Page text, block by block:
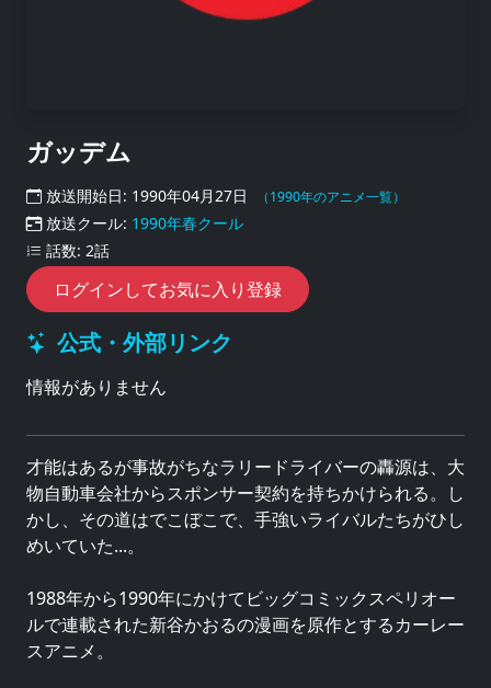
ガッデム
放送開始日: 1990年04月27日 （1990年のアニメ一覧）
放送クール: 1990年春クール
話数: 2話
ログインしてお気に入り登録
公式・外部リンク
情報がありません
才能はあるが事故がちなラリードライバーの轟源は、大
物自動車会社からスポンサー契約を持ちかけられる。し
かし、その道はでこぼこで、手強いライバルたちがひし
めいていた...。
1988年から1990年にかけてビッグコミックスペリオー
ルで連載された新谷かおるの漫画を原作とするカーレー
スアニメ。